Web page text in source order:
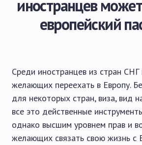
иностранцев
европейский
Среди иностранцев из стран
желающих переехать в Европу.
для некоторых стран, виза, вид
все это действенные
однако высшим уровнем прав и
желающих связать свою жизнь с